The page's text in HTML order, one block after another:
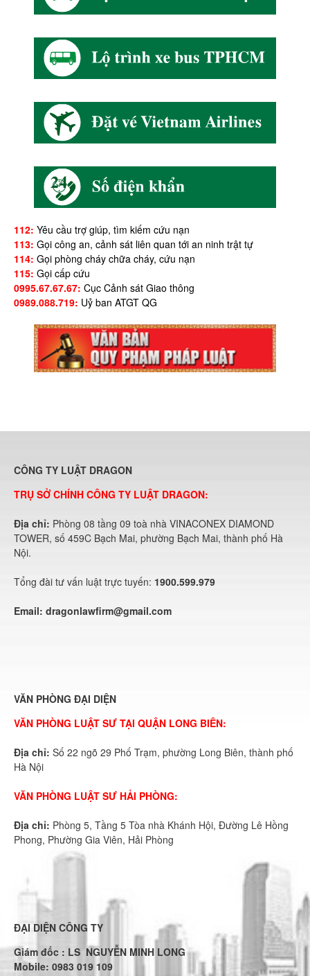
112: Yêu cầu trợ giúp, tìm kiếm cứu nạn
113: Gọi công an, cảnh sát liên quan tới an ninh trật tự
114: Gọi phòng cháy chữa cháy, cứu nạn
115: Gọi cấp cứu
0995.67.67.67: Cục Cảnh sát Giao thông
0989.088.719: Uỷ ban ATGT QG
CÔNG TY LUẬT DRAGON
TRỤ SỞ CHÍNH CÔNG TY LUẬT DRAGON:
Địa chỉ: Phòng 08 tầng 09 toà nhà VINACONEX DIAMOND
TOWER, số 459C Bạch Mai, phường Bạch Mai, thành phố Hà
Nội.
Tổng đài tư vấn luật trực tuyến: 1900.599.979
Email: dragonlawfirm@gmail.com
VĂN PHÒNG ĐẠI DIỆN
VĂN PHÒNG LUẬT SƯ TẠI QUẬN LONG BIÊN:
Địa chỉ: Số 22 ngõ 29 Phố Trạm, phường Long Biên, thành phố
Hà Nội
VĂN PHÒNG LUẬT SƯ HẢI PHÒNG:
Địa chỉ: Phòng 5, Tầng 5 Tòa nhà Khánh Hội, Đường Lê Hồng
Phong, Phường Gia Viên, Hải Phòng
ĐẠI DIỆN CÔNG TY
Giám đốc : LS NGUYỄN MINH LONG
Mobile: 0983 019 109